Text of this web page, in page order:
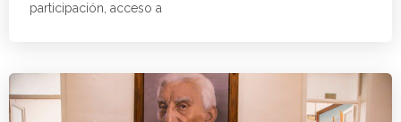
participación, acceso a